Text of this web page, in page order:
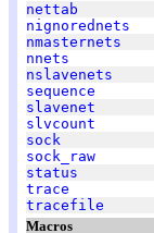
nettab
nignorednets
nmasternets
nnets
nslavenets
sequence
slavenet
slvcount
sock
sock_raw
status
trace
tracefile
Macros